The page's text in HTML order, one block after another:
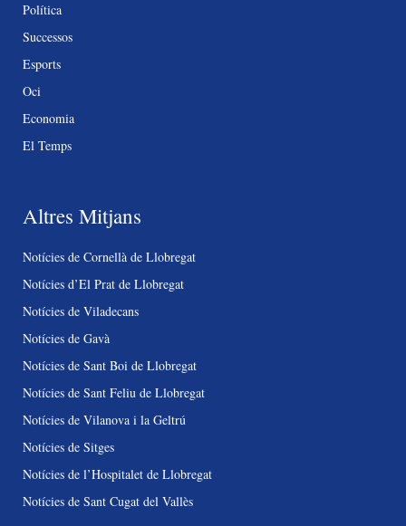
Política
Successos
Esports
Oci
Economia
El Temps
Altres Mitjans
Notícies de Cornellà de Llobregat
Notícies d’El Prat de Llobregat
Notícies de Viladecans
Notícies de Gavà
Notícies de Sant Boi de Llobregat
Notícies de Sant Feliu de Llobregat
Notícies de Vilanova i la Geltrú
Notícies de Sitges
Notícies de l’Hospitalet de Llobregat
Notícies de Sant Cugat del Vallès